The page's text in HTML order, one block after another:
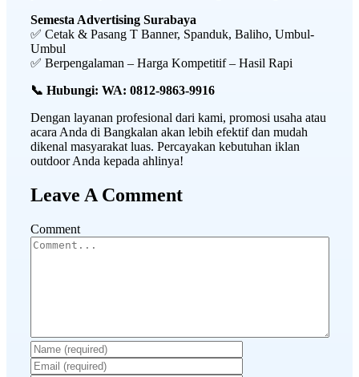
Semesta Advertising Surabaya
✅ Cetak & Pasang T Banner, Spanduk, Baliho, Umbul-
Umbul
✅ Berpengalaman – Harga Kompetitif – Hasil Rapi
📞 Hubungi: WA: 0812-9863-9916
Dengan layanan profesional dari kami, promosi usaha atau
acara Anda di Bangkalan akan lebih efektif dan mudah
dikenal masyarakat luas. Percayakan kebutuhan iklan
outdoor Anda kepada ahlinya!
Leave A Comment
Comment